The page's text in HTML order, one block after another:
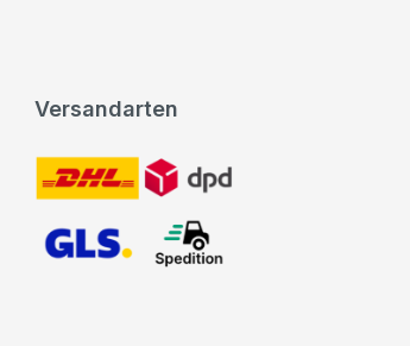
Versandarten